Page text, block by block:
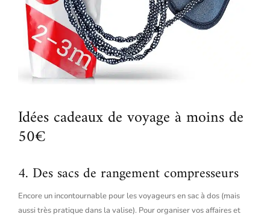
Idées cadeaux de voyage à moins de
50€
4. Des sacs de rangement compresseurs
Encore un incontournable pour les voyageurs en sac à dos (mais
aussi très pratique dans la valise). Pour organiser vos affaires et